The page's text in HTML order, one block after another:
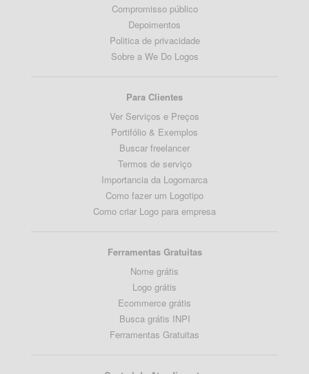
Compromisso público
Depoimentos
Politica de privacidade
Sobre a We Do Logos
Para Clientes
Ver Serviços e Preços
Portifólio & Exemplos
Buscar freelancer
Termos de serviço
Importancia da Logomarca
Como fazer um Logotipo
Como criar Logo para empresa
Ferramentas Gratuitas
Nome grátis
Logo grátis
Ecommerce grátis
Busca grátis INPI
Ferramentas Gratuitas